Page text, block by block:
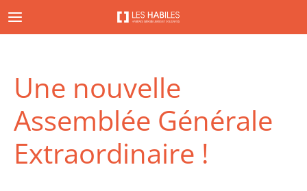
au
Une nouvelle
Assemblée Générale
Extraordinaire !